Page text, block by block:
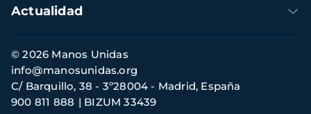
Actualidad
Información
de
contacto
© 2026 Manos Unidas
C/ Barquillo, 38 - 3º28004 - Madrid, España
900 811 888
BIZUM 33439
info@manosunidas.org